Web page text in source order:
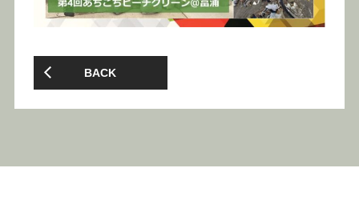
BACK